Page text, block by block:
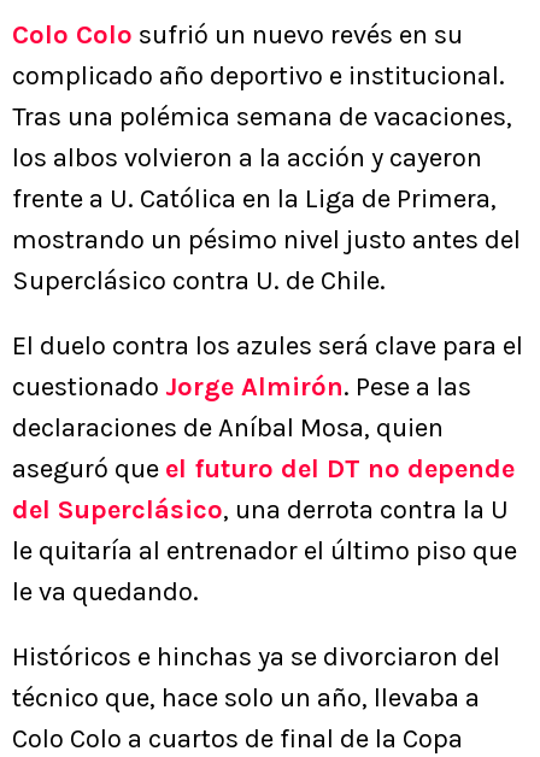
Colo Colo sufrió un nuevo revés en su
complicado año deportivo e institucional.
Tras una polémica semana de vacaciones,
los albos volvieron a la acción y cayeron
frente a U. Católica en la Liga de Primera,
mostrando un pésimo nivel justo antes del
Superclásico contra U. de Chile.
El duelo contra los azules será clave para el
cuestionado Jorge Almirón. Pese a las
declaraciones de Aníbal Mosa, quien
aseguró que el futuro del DT no depende
del Superclásico, una derrota contra la U
le quitaría al entrenador el último piso que
le va quedando.
Históricos e hinchas ya se divorciaron del
técnico que, hace solo un año, llevaba a
Colo Colo a cuartos de final de la Copa